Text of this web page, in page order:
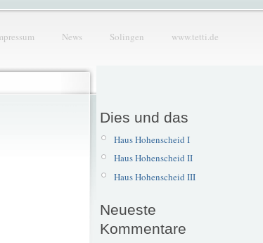
News Solingen www.tetti.de
Dies und das
Haus Hohenscheid I
Haus Hohenscheid II
Haus Hohenscheid III
Neueste
Kommentare